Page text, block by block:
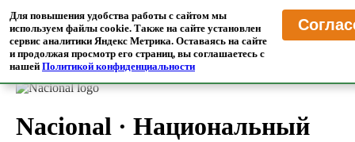
MrTranslate·Пресса
Читайте иностранные СМИ в переводе на русском языке
Главная/Переводчик Прессы/Хорватия
Nacional · Национальный
Для повышения удобства работы с сайтом мы
используем файлы cookie. Также на сайте установлен
сервис аналитики Яндекс Метрика. Оставаясь на сайте
и продолжая просмотр его страниц, вы соглашаетесь с
нашей Политикой конфиденциальности